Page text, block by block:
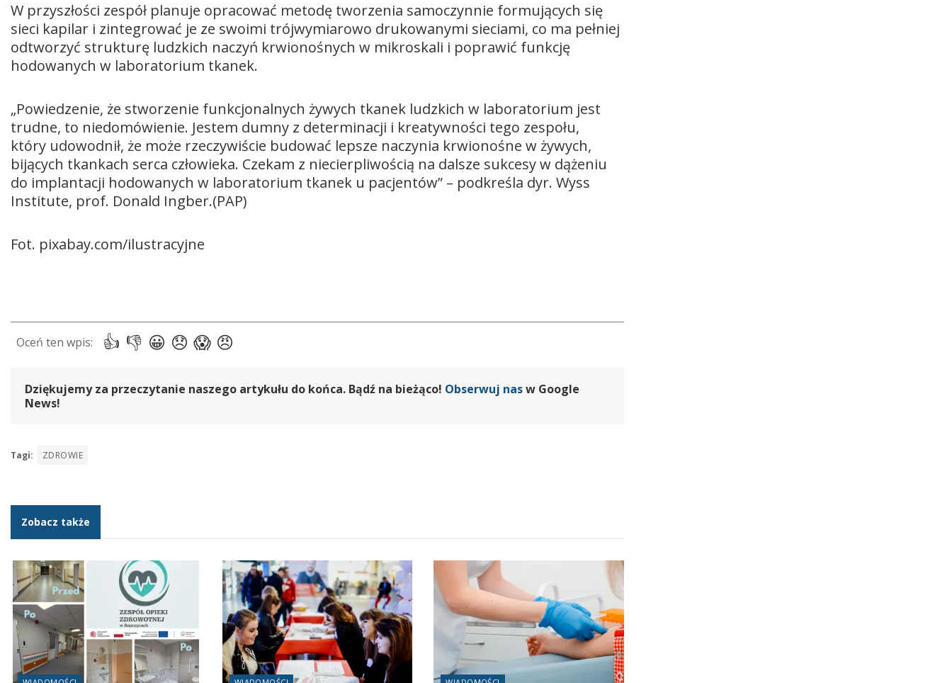
W przyszłości zespół planuje opracować metodę tworzenia samoczynnie formujących się
sieci kapilar i zintegrować je ze swoimi trójwymiarowo drukowanymi sieciami, co ma pełniej
odtworzyć strukturę ludzkich naczyń krwionośnych w mikroskali i poprawić funkcję
hodowanych w laboratorium tkanek.
„Powiedzenie, że stworzenie funkcjonalnych żywych tkanek ludzkich w laboratorium jest
trudne, to niedomówienie. Jestem dumny z determinacji i kreatywności tego zespołu,
który udowodnił, że może rzeczywiście budować lepsze naczynia krwionośne w żywych,
bijących tkankach serca człowieka. Czekam z niecierpliwością na dalsze sukcesy w dążeniu
do implantacji hodowanych w laboratorium tkanek u pacjentów” – podkreśla dyr. Wyss
Institute, prof. Donald Ingber.(PAP)
Fot. pixabay.com/ilustracyjne
Dziękujemy za przeczytanie naszego artykułu do końca. Bądź na bieżąco! Obserwuj nasw Google
News!
Tagi: ZDROWIE
Zobacz także